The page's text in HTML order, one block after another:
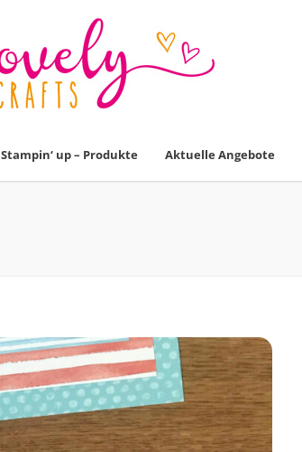
Stampin‘ up – Produkte Aktuelle Angebote